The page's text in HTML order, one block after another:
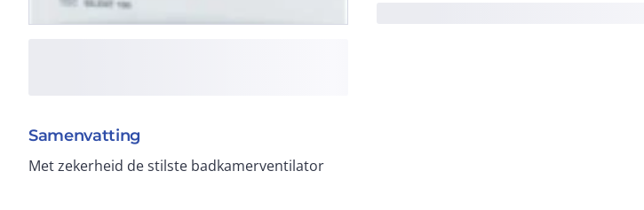
Samenvatting
Met zekerheid de stilste badkamerventilator